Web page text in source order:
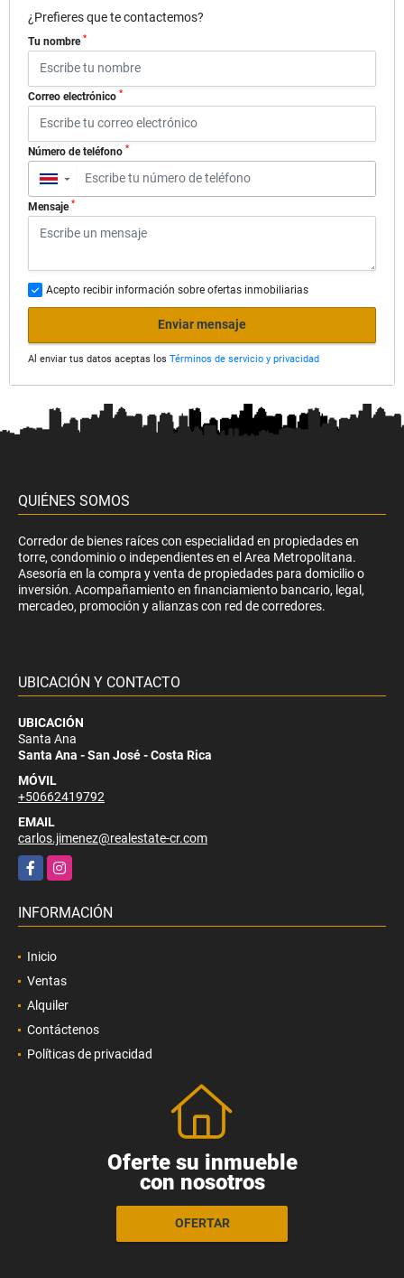
¿Prefieres que te contactemos?
Tu nombre *
Correo electrónico *
Número de teléfono *
▼
Mensaje *
Acepto recibir información sobre ofertas inmobiliarias
Enviar mensaje
Al enviar tus datos aceptas los Términos de servicio y privacidad
QUIÉNES SOMOS
Corredor de bienes raíces con especialidad en propiedades en
torre, condominio o independientes en el Area Metropolitana.
Asesoría en la compra y venta de propiedades para domicilio o
inversión. Acompañamiento en financiamiento bancario, legal,
mercadeo, promoción y alianzas con red de corredores.
UBICACIÓN Y CONTACTO
UBICACIÓN
Santa Ana
Santa Ana - San José - Costa Rica
MÓVIL
+50662419792
EMAIL
carlos.jimenez@realestate-cr.com
FacebookInstagram
INFORMACIÓN
Inicio
Ventas
Alquiler
Contáctenos
Políticas de privacidad
Oferte su inmueble
con nosotros
OFERTAR